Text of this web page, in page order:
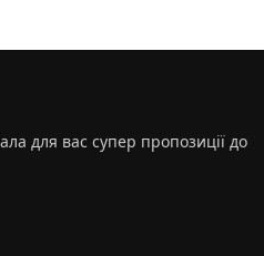
для вас супер пропозиції до